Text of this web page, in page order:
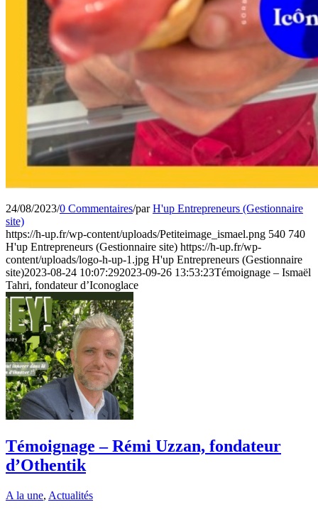
24/08/2023/0 Commentaires/parH'up Entrepreneurs (Gestionnaire
site)
https://h-up.fr/wp-content/uploads/Petiteimage_ismael.png 540 740
H'up Entrepreneurs (Gestionnaire site) https://h-up.fr/wp-
content/uploads/logo-h-up-1.jpg H'up Entrepreneurs (Gestionnaire
site)2023-08-24 10:07:292023-09-26 13:53:23Témoignage – Ismaël
Tahri, fondateur d’Iconoglace
Témoignage – Rémi Uzzan, fondateur
d’Othentik
A la une, Actualités